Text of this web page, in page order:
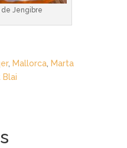
de Jengibre
, Mallorca, Marta
Blai